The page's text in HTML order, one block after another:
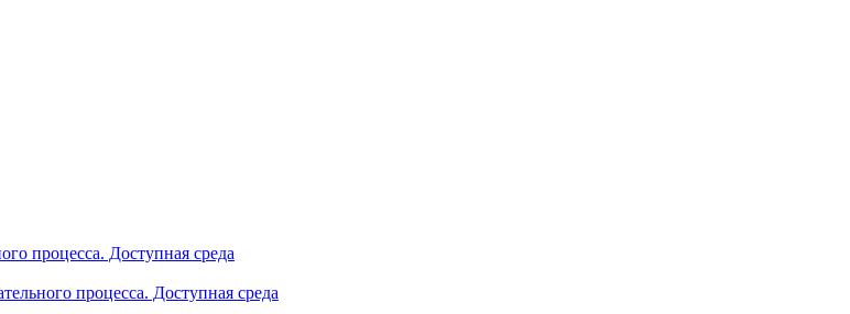
процесса. Доступная среда
процесса. Доступная среда